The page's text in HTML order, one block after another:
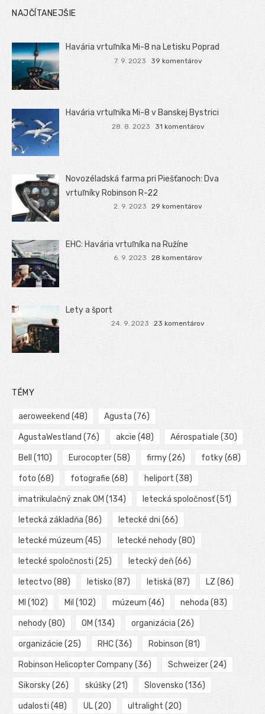
NAJČÍTANEJŠIE
Havária vrtuľníka Mi-8 na Letisku Poprad
7. 9. 2023 39 komentárov
Havária vrtuľníka Mi-8 v Banskej Bystrici
28. 8. 2023 31 komentárov
Novozéladská farma pri Piešťanoch: Dva
vrtuľníky Robinson R-22
2. 9. 2023 29 komentárov
EHC: Havária vrtuľníka na Ružíne
6. 9. 2023 28 komentárov
Lety a šport
24. 9. 2023 23 komentárov
TÉMY
aeroweekend (48) Agusta (76)
AgustaWestland (76) akcie (48) Aérospatiale (30)
Bell (110) Eurocopter(58) firmy(26) fotky(68)
foto (68) fotografie (68) heliport (38)
imatrikulačný znak OM (134) letecká spoločnosť(51)
letecká základňa (86) letecké dni (66)
letecké múzeum (45) letecké nehody(80)
letecké spoločnosti (25) letecký deň(66)
letectvo (88) letisko (87) letiská (87) LZ (86)
MI (102) Mil (102) múzeum (46) nehoda (83)
nehody(80) OM (134) organizácia (26)
organizácie (25) RHC(36) Robinson (81)
Robinson Helicopter Company(36) Schweizer(24)
Sikorsky(26) skúšky(21) Slovensko (136)
udalosti (48) UL(20) ultralight (20)